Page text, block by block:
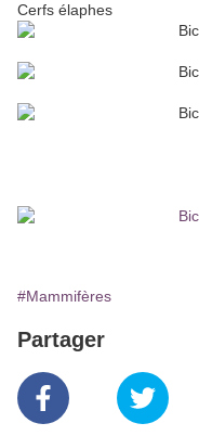
Cerfs élaphes
#Mammifères
Partager